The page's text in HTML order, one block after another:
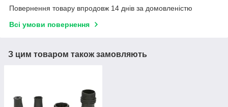
Повернення товару впродовж 14 днів за домовленістю
Всі умови повернення
З цим товаром також замовляють